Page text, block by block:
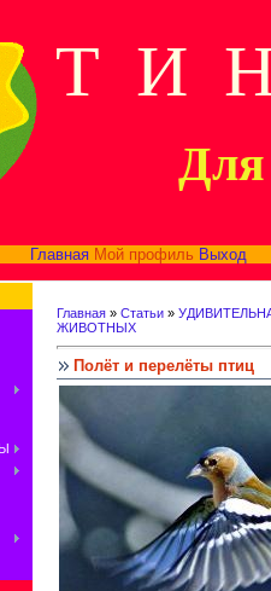
Т И
Для
Главная Мой профиль Выход
Главная » Статьи »
ЖИВОТНЫХ
Полёт и перелёты птиц